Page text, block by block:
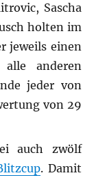
Sascha
holten im
jeweils einen
anderen
jeder von
von 29
auch zwölf
. Damit